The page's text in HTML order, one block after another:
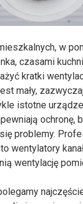
w
czasami
kratki
mały,
istotne
ochronę,
problemy.
wentylatory
wentylację